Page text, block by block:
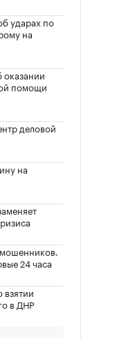
ударах по
на
помощи
деловой
на
24 часа
в ДНР